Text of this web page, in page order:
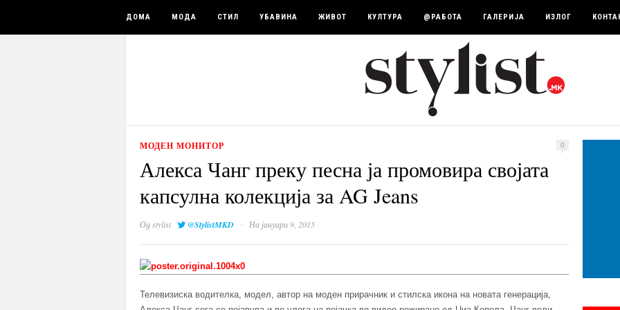
ДОМА МОДА СТИЛ УБАВИНА ЖИВОТ КУЛТУРА @РАБОТА ГАЛЕРИЈА ИЗЛОГ
МОДЕН МОНИТОР 0
Алекса Чанг преку песна ја промовира својата
капсулна колекција за AG Jeans
Одstylist @StylistMKD · На јануари 9, 2015
Телевизиска водителка, модел, автор на моден прирачник и стилска икона на новата генерација,